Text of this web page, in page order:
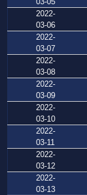
2022-
03-06
2022-
03-07
2022-
03-08
2022-
03-09
2022-
03-10
2022-
03-11
2022-
03-12
2022-
03-13